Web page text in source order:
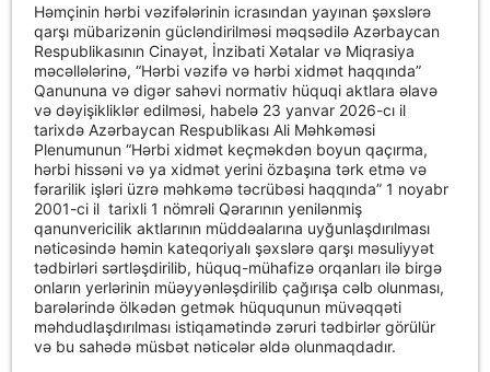
Həmçinin hərbi vəzifələrinin icrasından yayınan şəxslərə
qarşı mübarizənin gücləndirilməsi məqsədilə Azərbaycan
Respublikasının Cinayət, İnzibati Xətalar və Miqrasiya
məcəllələrinə, “Hərbi vəzifə və hərbi xidmət haqqında”
Qanununa və digər sahəvi normativ hüquqi aktlara əlavə
və dəyişikliklər edilməsi, habelə 23 yanvar 2026-cı il
tarixdə Azərbaycan Respublikası Ali Məhkəməsi
Plenumunun “Hərbi xidmət keçməkdən boyun qaçırma,
hərbi hissəni və ya xidmət yerini özbaşına tərk etmə və
fərarilik işləri üzrə məhkəmə təcrübəsi haqqında” 1 noyabr
2001-ci il tarixli 1 nömrəli Qərarının yenilənmiş
qanunvericilik aktlarının müddəalarına uyğunlaşdırılması
nəticəsində həmin kateqoriyalı şəxslərə qarşı məsuliyyət
tədbirləri sərtləşdirilib, hüquq-mühafizə orqanları ilə birgə
onların yerlərinin müəyyənləşdirilib çağırışa cəlb olunması,
barələrində ölkədən getmək hüququnun müvəqqəti
məhdudlaşdırılması istiqamətində zəruri tədbirlər görülür
və bu sahədə müsbət nəticələr əldə olunmaqdadır.